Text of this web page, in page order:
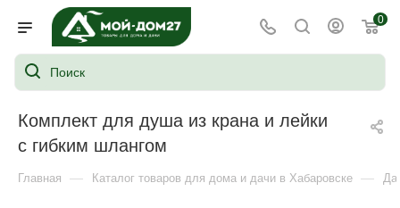
0
Комплект для душа из крана и лейки
с гибким шлангом
Главная — Каталог товаров для дома и дачи в Хабаровске —